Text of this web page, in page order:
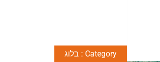
Category : בלוג